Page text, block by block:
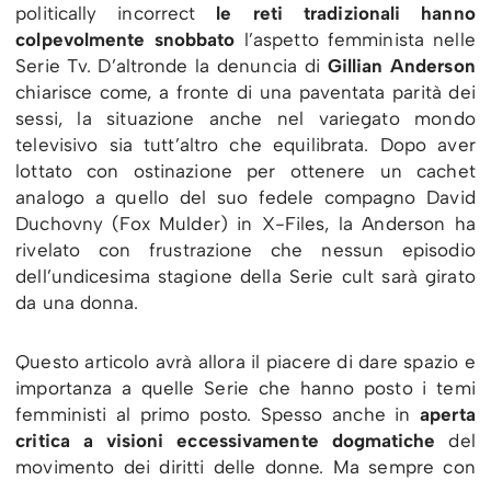
politically incorrect le reti tradizionali hanno
colpevolmente snobbato l’aspetto femminista nelle
Serie Tv. D’altronde la denuncia di Gillian Anderson
chiarisce come, a fronte di una paventata parità dei
sessi, la situazione anche nel variegato mondo
televisivo sia tutt’altro che equilibrata. Dopo aver
lottato con ostinazione per ottenere un cachet
analogo a quello del suo fedele compagno David
Duchovny (Fox Mulder) in X-Files, la Anderson ha
rivelato con frustrazione che nessun episodio
dell’undicesima stagione della Serie cult sarà girato
da una donna.
Questo articolo avrà allora il piacere di dare spazio e
importanza a quelle Serie che hanno posto i temi
femministi al primo posto. Spesso anche inaperta
critica a visioni eccessivamente dogmatiche del
movimento dei diritti delle donne. Ma sempre con